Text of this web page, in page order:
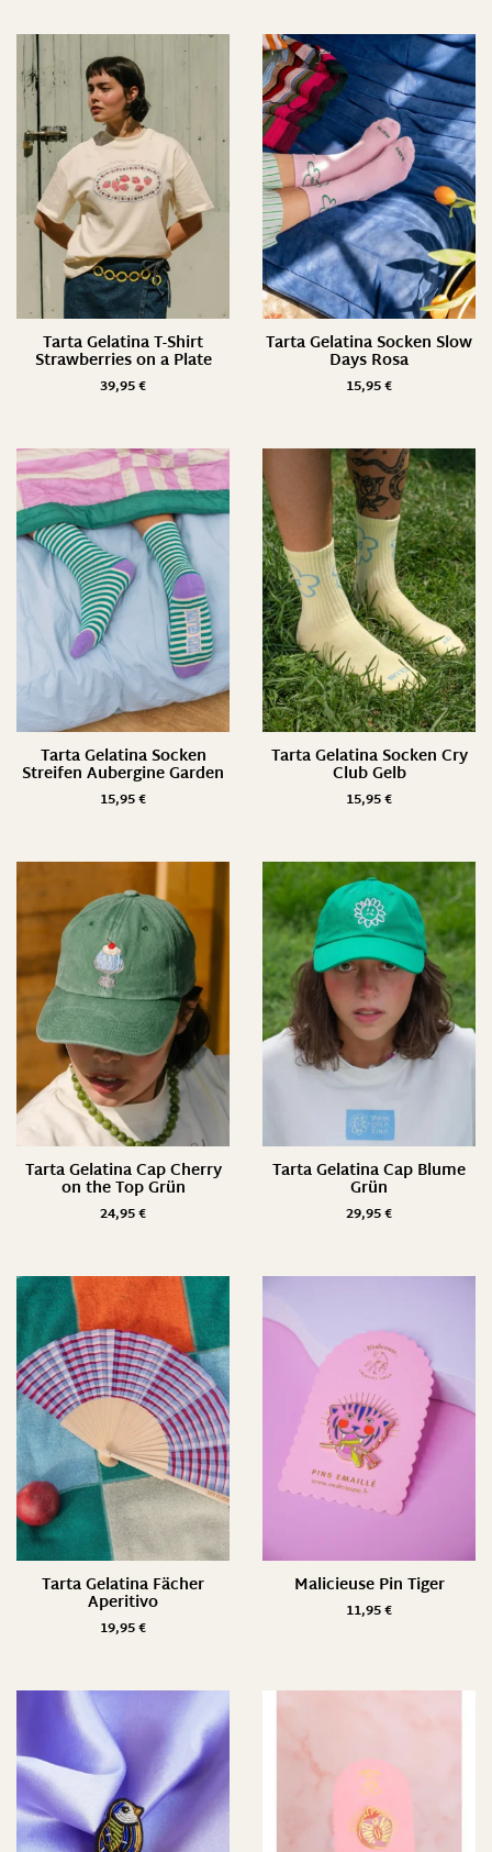
Tarta Gelatina T-Shirt
Strawberries on a Plate
39,95€
Tarta Gelatina Socken Slow
Days Rosa
15,95€
Tarta Gelatina Socken
Streifen Aubergine Garden
15,95€
Tarta Gelatina Socken Cry
Club Gelb
15,95€
Tarta Gelatina Cap Cherry
on the Top Grün
24,95€
Tarta Gelatina Cap Blume
Grün
29,95€
Tarta Gelatina Fächer
Aperitivo
19,95€
Malicieuse Pin Tiger
11,95€